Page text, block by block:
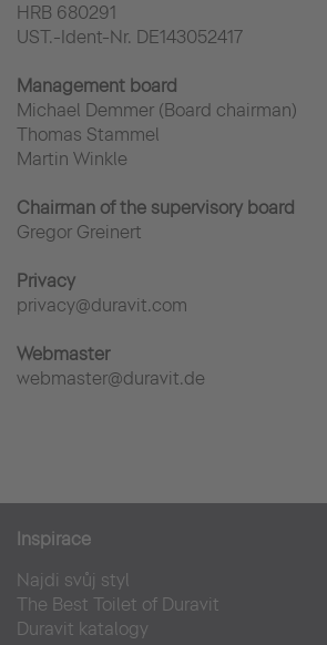
HRB 680291
UST.-Ident-Nr. DE143052417
Management board
Michael Demmer (Board chairman)
Thomas Stammel
Martin Winkle
Chairman of the supervisory board
Gregor Greinert
Privacy
privacy@duravit.com
Webmaster
webmaster@duravit.de
Inspirace
Najdi svůj styl
The Best Toilet of Duravit
Duravit katalogy